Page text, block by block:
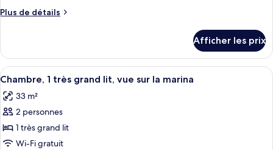
chambre :
très
grand
lit,
vue
sur
le
port
Plus de détails
Plus
Chambre,
très
lit,
vue
le
port
Afficher les prix
Afficher
toutes
les
photos
pour
ce
Une chambre d’hôtel avec un grand
4
Chambre, 1 très grand lit, vue sur la marina
33 m²
2 personnes
1 très grand lit
Wi-Fi gratuit